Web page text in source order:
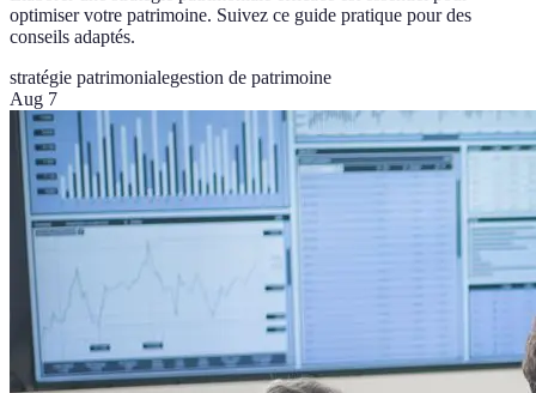
optimiser votre patrimoine. Suivez ce guide pratique pour des
conseils adaptés.
stratégie patrimonialegestion de patrimoine
Aug 7